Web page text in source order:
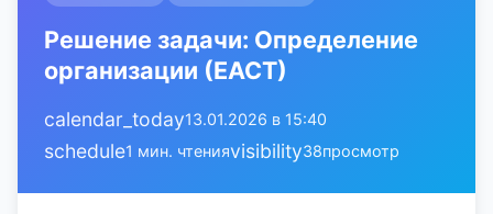
Решение задачи: Определение
организации (ЕАСТ)
calendar_today13.01.2026 в 15:40
schedule1 мин. чтенияvisibility38просмотр